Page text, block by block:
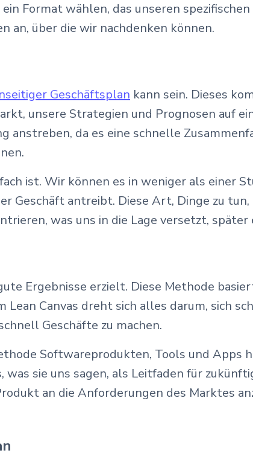
Format wählen, das unseren
an, über die wir nachdenken können.
Geschäftsplan kann sein. Dieses
unsere Strategien und Prognosen auf
anstreben, da es eine schnelle
ist. Wir können es in weniger als einer
Geschäft antreibt. Diese Art, Dinge zu
was uns in die Lage versetzt,
Ergebnisse erzielt. Diese Methode
Canvas dreht sich alles darum, sich
Geschäfte zu machen.
Softwareprodukten, Tools und Apps
sie uns sagen, als Leitfaden für
an die Anforderungen des Marktes